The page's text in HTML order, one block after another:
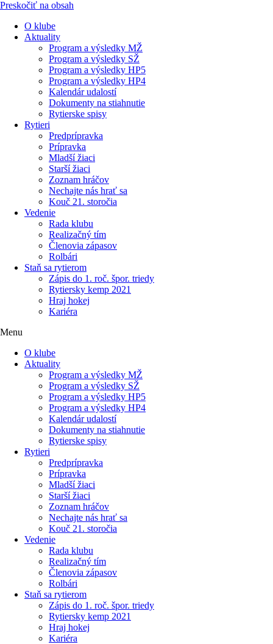
Preskočiť na obsah
O klube
Aktuality
Program a výsledky MŽ
Program a výsledky SŽ
Program a výsledky HP5
Program a výsledky HP4
Kalendár udalostí
Dokumenty na stiahnutie
Rytierske spisy
Rytieri
Predprípravka
Prípravka
Mladší žiaci
Starší žiaci
Zoznam hráčov
Nechajte nás hrať sa
Kouč 21. storočia
Vedenie
Rada klubu
Realizačný tím
Členovia zápasov
Rolbári
Staň sa rytierom
Zápis do 1. roč. špor. triedy
Rytiersky kemp 2021
Hraj hokej
Kariéra
Menu
O klube
Aktuality
Program a výsledky MŽ
Program a výsledky SŽ
Program a výsledky HP5
Program a výsledky HP4
Kalendár udalostí
Dokumenty na stiahnutie
Rytierske spisy
Rytieri
Predprípravka
Prípravka
Mladší žiaci
Starší žiaci
Zoznam hráčov
Nechajte nás hrať sa
Kouč 21. storočia
Vedenie
Rada klubu
Realizačný tím
Členovia zápasov
Rolbári
Staň sa rytierom
Zápis do 1. roč. špor. triedy
Rytiersky kemp 2021
Hraj hokej
Kariéra